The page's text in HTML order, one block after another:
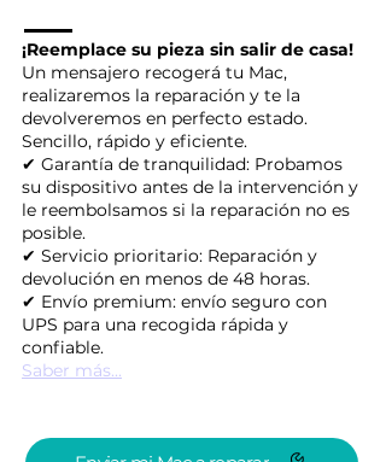
¡Reemplace su pieza sin salir de casa!
Un mensajero recogerá tu Mac,
realizaremos la reparación y te la
devolveremos en perfecto estado.
Sencillo, rápido y eficiente.
✔ Garantía de tranquilidad: Probamos
su dispositivo antes de la intervención y
le reembolsamos si la reparación no es
posible.
✔ Servicio prioritario: Reparación y
devolución en menos de 48 horas.
✔ Envío premium: envío seguro con
UPS para una recogida rápida y
confiable.
Saber más...